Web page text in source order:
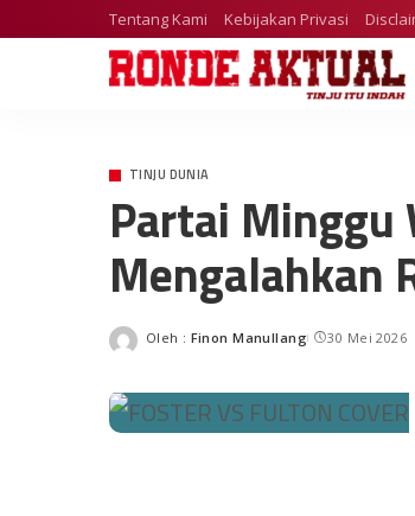
Tentang Kami Kebijakan Privasi
TINJU DUNIA
Partai Minggu
Mengalahkan
Oleh : Finon Manullang 30 Mei 2026